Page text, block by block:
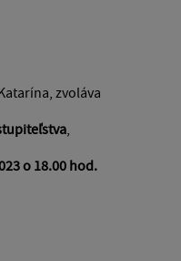
zvoláva
,
o 18.00 hod.